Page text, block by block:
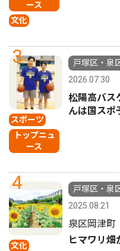
ース
文化
3
スポーツ
トップニュ
ース
戸塚区・泉
2026.07.30
松陽高バ
んは国スポ
4
文化
戸塚区・泉
2025.08.21
泉区岡津町
ヒマワリ畑